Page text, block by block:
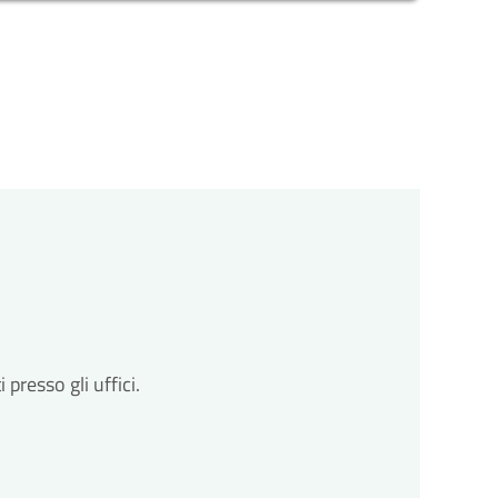
avvia il procedimento e prenderà in carico la
integrazioni. Il comune ti invierà una
entro un massimo di 30 giorni dalla
presso gli uffici.